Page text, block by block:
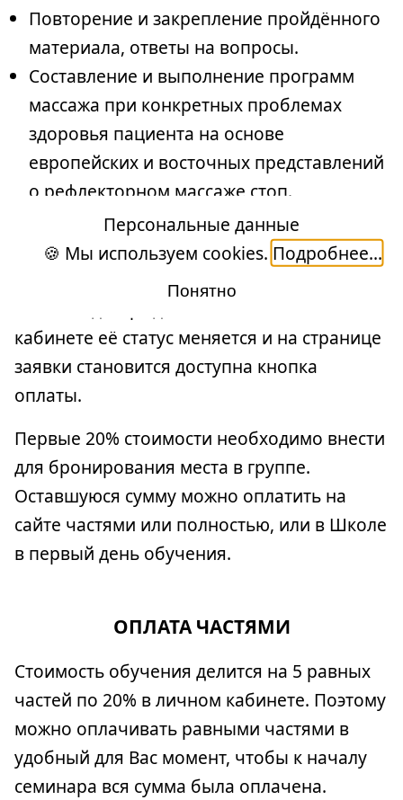
Повторение и закрепление пройдённого
материала, ответы на вопросы.
Составление и выполнение программ
массажа при конкретных проблемах
здоровья пациента на основе
европейских и восточных представлений
о рефлекторном массаже стоп.
ПОРЯДОК ОПЛАТЫ
кабинете её статус меняется и на странице
заявки становится доступна кнопка
оплаты.
Первые 20% стоимости необходимо внести
для бронирования места в группе.
Оставшуюся сумму можно оплатить на
сайте частями или полностью, или в Школе
в первый день обучения.
ОПЛАТА ЧАСТЯМИ
Стоимость обучения делится на 5 равных
частей по 20% в личном кабинете. Поэтому
можно оплачивать равными частями в
удобный для Вас момент, чтобы к началу
семинара вся сумма была оплачена.
Персональные данные
🍪 Мы используем cookies. Подробнее...
Понятно